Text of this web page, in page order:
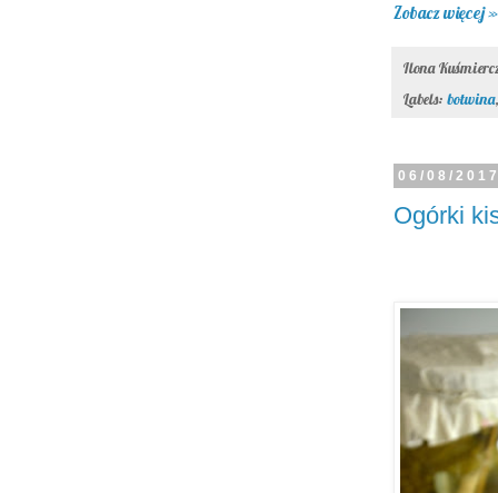
Zobacz więcej »
Ilona
Labels: botwina
06/08/
Ogórki